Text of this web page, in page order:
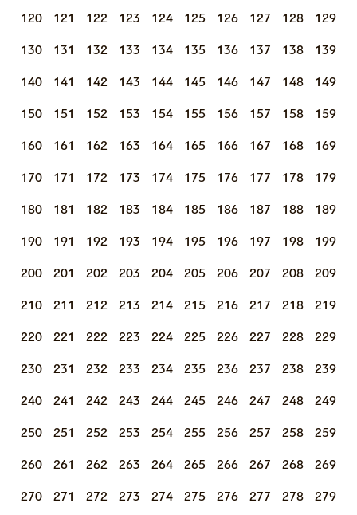
120 121 122 123 124 125 126 127 128 129
130 131 132 133 134 135 136 137 138 139
140 141 142 143 144 145 146 147 148 149
150 151 152 153 154 155 156 157 158 159
160 161 162 163 164 165 166 167 168 169
170 171 172 173 174 175 176 177 178 179
180 181 182 183 184 185 186 187 188 189
190 191 192 193 194 195 196 197 198 199
200 201 202 203 204 205 206 207 208 209
210 211 212 213 214 215 216 217 218 219
220 221 222 223 224 225 226 227 228 229
230 231 232 233 234 235 236 237 238 239
240 241 242 243 244 245 246 247 248 249
250 251 252 253 254 255 256 257 258 259
260 261 262 263 264 265 266 267 268 269
270 271 272 273 274 275 276 277 278 279